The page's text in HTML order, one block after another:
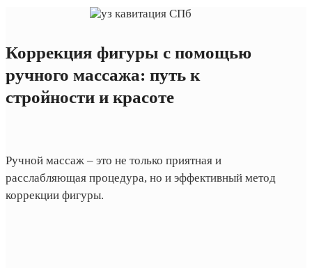
Коррекция фигуры с помощью
ручного массажа: путь к
стройности и красоте
Ручной массаж – это не только приятная и
расслабляющая процедура, но и эффективный метод
коррекции фигуры.